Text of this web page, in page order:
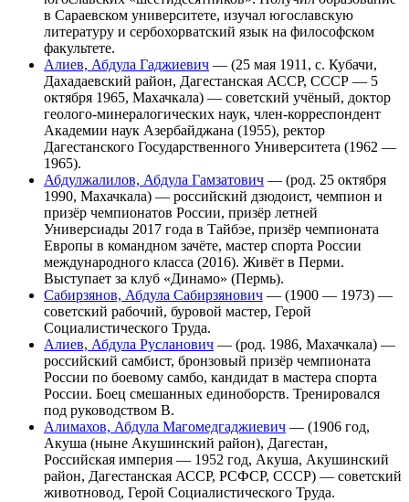
в Сараевском университете, изучал югославскую
литературу и сербохорватский язык на философском
факультете.
Алиев, Абдула Гаджиевич — (25 мая 1911, с. Кубачи,
Дахадаевский район, Дагестанская АССР, СССР — 5
октября 1965, Махачкала) — советский учёный, доктор
геолого-минералогических наук, член-корреспондент
Академии наук Азербайджана (1955), ректор
Дагестанского Государственного Университета (1962 —
1965).
Абдулжалилов, Абдула Гамзатович — (род. 25 октября
1990, Махачкала) — российский дзюдоист, чемпион и
призёр чемпионатов России, призёр летней
Универсиады 2017 года в Тайбэе, призёр чемпионата
Европы в командном зачёте, мастер спорта России
международного класса (2016). Живёт в Перми.
Выступает за клуб «Динамо» (Пермь).
Сабирзянов, Абдула Сабирзянович — (1900 — 1973) —
советский рабочий, буровой мастер, Герой
Социалистического Труда.
Алиев, Абдула Русланович — (род. 1986, Махачкала) —
российский самбист, бронзовый призёр чемпионата
России по боевому самбо, кандидат в мастера спорта
России. Боец смешанных единоборств. Тренировался
под руководством В.
Алимахов, Абдула Магомедгаджиевич — (1906 год,
Акуша (ныне Акушинский район), Дагестан,
Российская империя — 1952 год, Акуша, Акушинский
район, Дагестанская АССР, РСФСР, СССР) — советский
животновод, Герой Социалистического Труда.